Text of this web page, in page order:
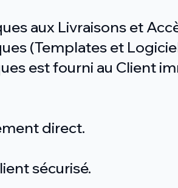
aux Livraisons et
(Templates et
est fourni au Client
direct.
sécurisé.